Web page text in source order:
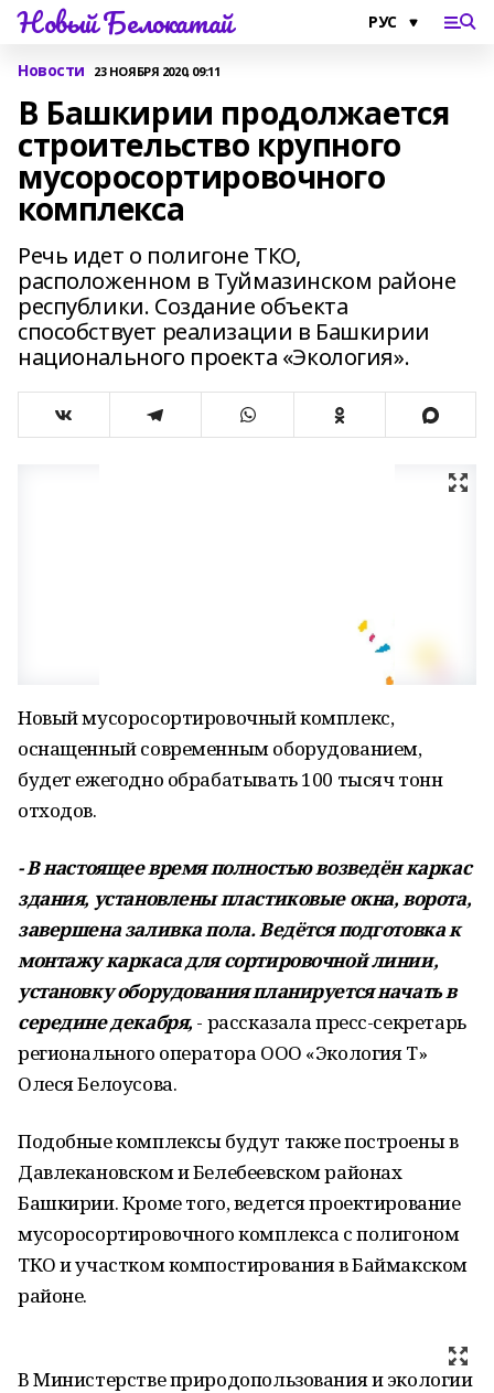
Новый Белокатай
Новости 23 НОЯБРЯ 2020, 09:11
В Башкирии продолжается
строительство крупного
мусоросортировочного
комплекса
Речь идет о полигоне ТКО,
расположенном в Туймазинском районе
республики. Создание объекта
способствует реализации в Башкирии
национального проекта «Экология».
Новый мусоросортировочный комплекс,
оснащенный современным оборудованием,
будет ежегодно обрабатывать 100 тысяч тонн
отходов.
- В настоящее время полностью возведён каркас
здания, установлены пластиковые окна, ворота,
завершена заливка пола. Ведётся подготовка к
монтажу каркаса для сортировочной линии,
установку оборудования планируется начать в
середине декабря, - рассказала пресс-секретарь
регионального оператора ООО «Экология Т»
Олеся Белоусова.
Подобные комплексы будут также построены в
Давлекановском и Белебеевском районах
Башкирии. Кроме того, ведется проектирование
мусоросортировочного комплекса с полигоном
ТКО и участком компостирования в Баймакском
районе.
В Министерстве природопользования и экологии